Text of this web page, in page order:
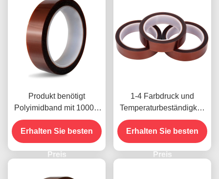
Produkt benötigt
Polyimidband mit 1000V
Spannungsfestigkeit
Erhalten Sie besten
Preis
1-4 Farbdruck und
Temperaturbeständigkeit
-10C-80C
Zahlungsmethode mit
Kreditkarte für frühere
Modelle
Erhalten Sie besten
Preis